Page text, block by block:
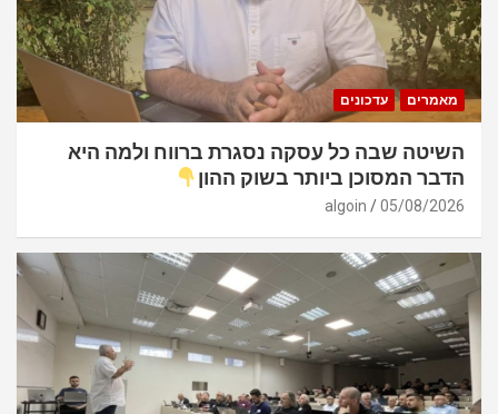
מאמרים עדכונים
השיטה שבה כל עסקה נסגרת ברווח ולמה היא
הדבר המסוכן ביותר בשוק ההון
05/08/2026
algoin